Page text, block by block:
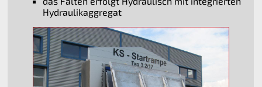
Hydraulikaggregat